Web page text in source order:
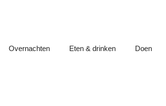
Overnachten Eten & drinken Doen